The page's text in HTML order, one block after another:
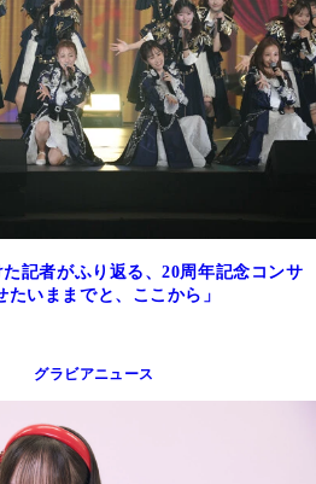
記者がふり返る、20周年記念コンサ
いままでと、ここから」
グラビアニュース